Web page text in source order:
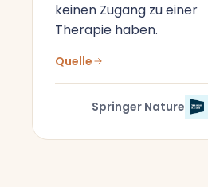
keinen Zugang zu einer
Therapie haben.
Quelle
Springer Nature